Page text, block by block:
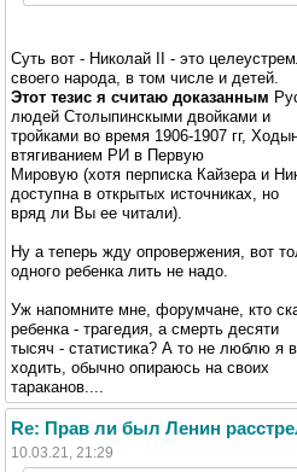
Суть вот - Николай II - это
своего народа, в том числе и детей.
Этот тезис я считаю доказанным
людей Столыпинскыми двойками и
тройками во время 1906-1907 гг,
втягиванием РИ в Первую
Мировую (хотя перписка Кайзера и
доступна в открытых источниках, но
вряд ли Вы ее читали).
Ну а теперь жду опровержения, вот
одного ребенка лить не надо.
Уж напомните мне, форумчане, кто
ребенка - трагедия, а смерть десяти
тысяч - статистика? А то не люблю я
ходить, обычно опираюсь на своих
тараканов....
Re: Прав ли был Ленин
10.03.21, 21:29